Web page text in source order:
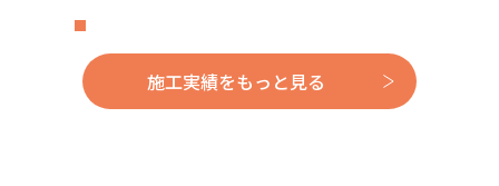
施工実績をもっと見る